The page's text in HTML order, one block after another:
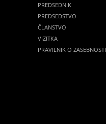
PREDSEDNIK
PREDSEDSTVO
ČLANSTVO
VIZITKA
PRAVILNIK O ZASEBNOSTI